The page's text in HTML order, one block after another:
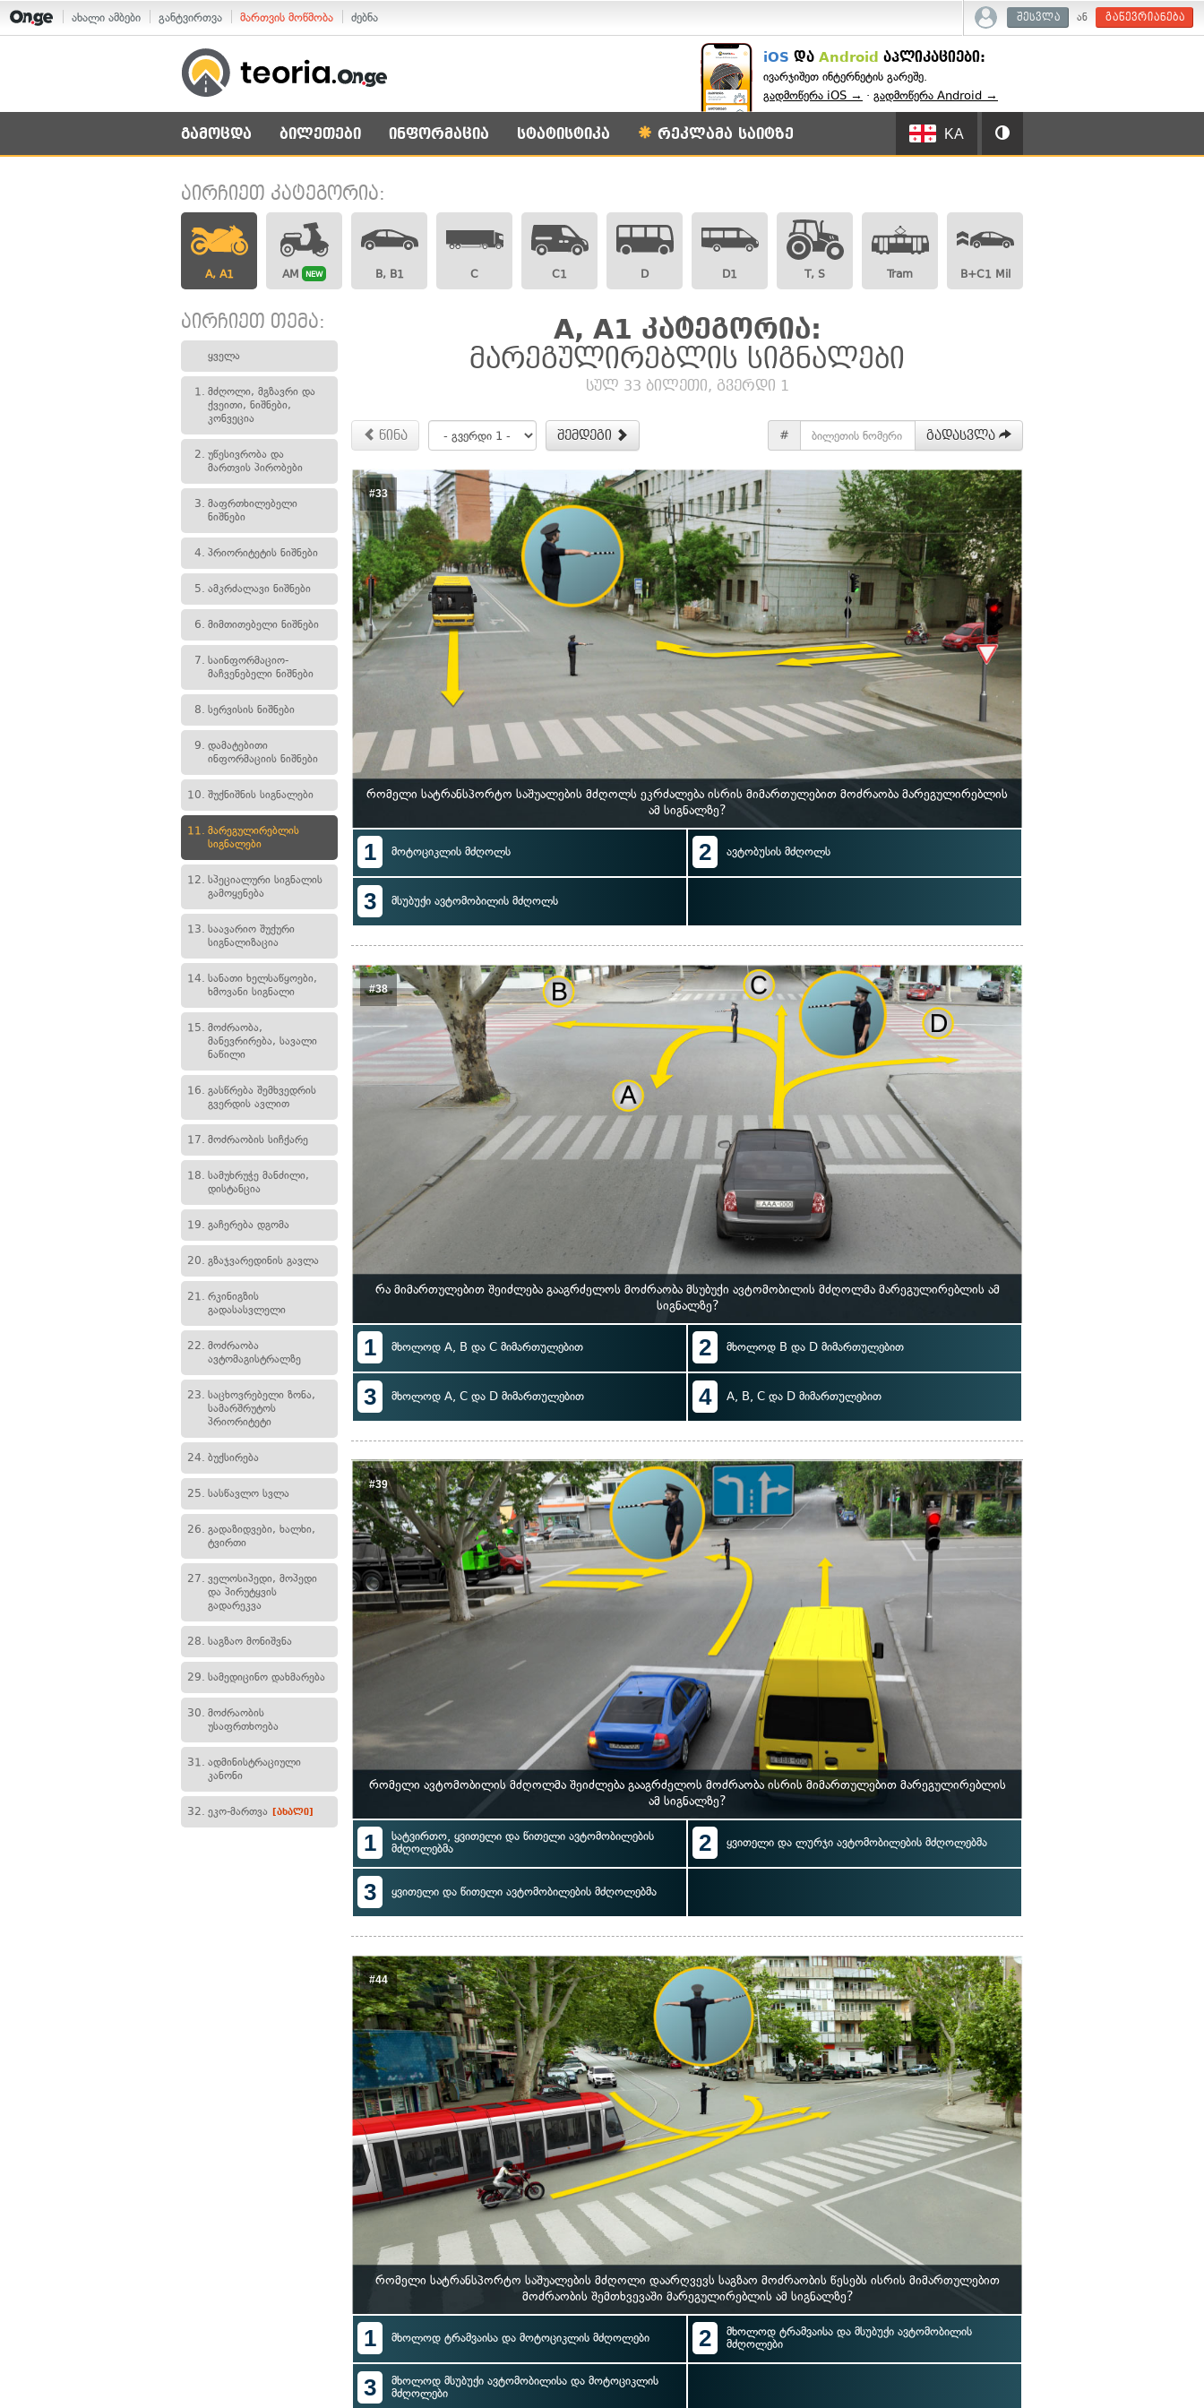
ახალი ამბები განტვირთვა მართვის მოწმობა ძებნა შესვლა ან გაწევრიანება
iOS და Android აპლიკაციები:
ივარჯიშეთ ინტერნეტის გარეშე.
გადმოწერა iOS → · გადმოწერა Android →
გამოცდა ბილეთები ინფორმაცია სტატისტიკა რეკლამა საიტზე KA
აირჩიეთ კატეგორია:
A, A1 AM NEW B, B1 C C1 D D1 T, S Tram B+C1 Mil
აირჩიეთ თემა:
ყველა
1. მძღოლი, მგზავრი და
ქვეითი, ნიშნები,
კონვეცია
2. უწესივრობა და
მართვის პირობები
3. მაფრთხილებელი
ნიშნები
4. პრიორიტეტის ნიშნები
5. ამკრძალავი ნიშნები
6. მიმთითებელი ნიშნები
7. საინფორმაციო-
მაჩვენებელი ნიშნები
8. სერვისის ნიშნები
9. დამატებითი
ინფორმაციის ნიშნები
10. შუქნიშნის სიგნალები
11. მარეგულირებლის
სიგნალები
12. სპეციალური სიგნალის
გამოყენება
13. საავარიო შუქური
სიგნალიზაცია
14. სანათი ხელსაწყოები,
ხმოვანი სიგნალი
15. მოძრაობა,
მანევრირება, სავალი
ნაწილი
16. გასწრება შემხვედრის
გვერდის ავლით
17. მოძრაობის სიჩქარე
18. სამუხრუჭე მანძილი,
დისტანცია
19. გაჩერება დგომა
20. გზაჯვარედინის გავლა
21. რკინიგზის
გადასასვლელი
22. მოძრაობა
ავტომაგისტრალზე
23. საცხოვრებელი ზონა,
სამარშრუტოს
პრიორიტეტი
24. ბუქსირება
25. სასწავლო სვლა
26. გადაზიდვები, ხალხი,
ტვირთი
27. ველოსიპედი, მოპედი
და პირუტყვის
გადარეკვა
28. საგზაო მონიშვნა
29. სამედიცინო დახმარება
30. მოძრაობის
უსაფრთხოება
31. ადმინისტრაციული
კანონი
32. ეკო-მართვა [ახალი]
A, A1 კატეგორია:
მარეგულირებლის სიგნალები
სულ 33 ბილეთი, გვერდი 1
წინა შემდეგი # გადასვლა
#33
რომელი სატრანსპორტო საშუალების მძღოლს ეკრძალება ისრის მიმართულებით მოძრაობა მარეგულირებლის
ამ სიგნალზე?
1 მოტოციკლის მძღოლს 2 ავტობუსის მძღოლს
3 მსუბუქი ავტომობილის მძღოლს
#38
რა მიმართულებით შეიძლება გააგრძელოს მოძრაობა მსუბუქი ავტომობილის მძღოლმა მარეგულირებლის ამ
სიგნალზე?
1 მხოლოდ A, B და C მიმართულებით 2 მხოლოდ B და D მიმართულებით
3 მხოლოდ A, C და D მიმართულებით 4 A, B, C და D მიმართულებით
#39
რომელი ავტომობილის მძღოლმა შეიძლება გააგრძელოს მოძრაობა ისრის მიმართულებით მარეგულირებლის
ამ სიგნალზე?
1
სატვირთო, ყვითელი და წითელი ავტომობილების
მძღოლებმა
2 ყვითელი და ლურჯი ავტომობილების მძღოლებმა
3 ყვითელი და წითელი ავტომობილების მძღოლებმა
#44
რომელი სატრანსპორტო საშუალების მძღოლი დაარღვევს საგზაო მოძრაობის წესებს ისრის მიმართულებით
მოძრაობის შემთხვევაში მარეგულირებლის ამ სიგნალზე?
1 მხოლოდ ტრამვაისა და მოტოციკლის მძღოლები 2
მხოლოდ ტრამვაისა და მსუბუქი ავტომობილის
მძღოლები
3
მხოლოდ მსუბუქი ავტომობილისა და მოტოციკლის
მძღოლები